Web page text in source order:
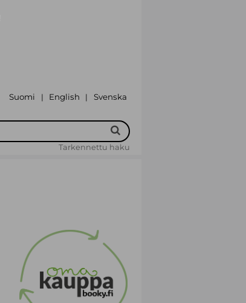
Suomi | English | Svenska
Tarkennettu haku